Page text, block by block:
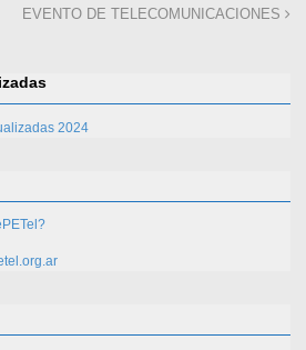
EVENTO DE TELECOMUNICACIONES
2024